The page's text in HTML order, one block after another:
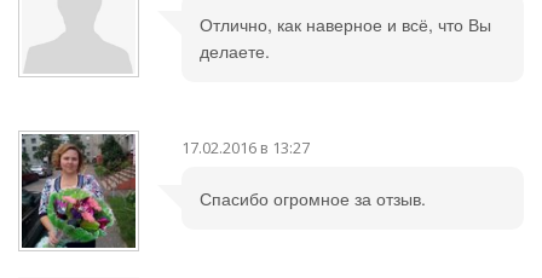
Отлично, как наверное и всё, что Вы
делаете.
17.02.2016 в 13:27
Спасибо огромное за отзыв.